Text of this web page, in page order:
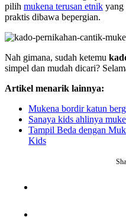
pilih mukena terusan etnik yang
praktis dibawa bepergian.
Nah gimana, sudah ketemu
simpel dan mudah dicari?
Artikel menarik lainnya:
Mukena bordir katun
Sanaya kids ahlinya
Tampil Beda dengan
Kids